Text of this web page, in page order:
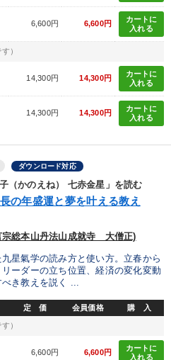
6,600円 6,600円
カートに
入れる
）
14,300円 14,300円
カートに
入れる
14,300円 14,300円
カートに
入れる
ダウンロード対応
（かのえね） 七赤金星」を読む
の年盛運と夢を叶える教え
宗総本山丹法山成就寺 大僧正)
星氣学の読み方と使い方。立春から
ーダーの立ち位置、経済の変化変動
き教えを説く ...
定 価 会員価格 購 入
）
6,600円 6,600円
カートに
入れる